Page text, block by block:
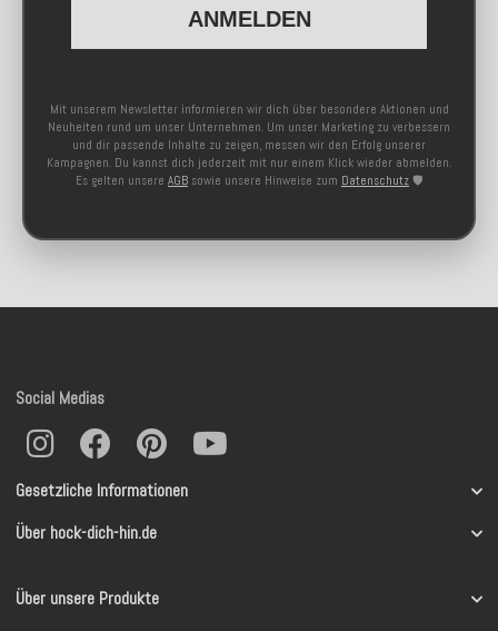
ANMELDEN
Mit unserem Newsletter informieren wir dich über besondere Aktionen und
Neuheiten rund um unser Unternehmen. Um unser Marketing zu verbessern
und dir passende Inhalte zu zeigen, messen wir den Erfolg unserer
Kampagnen. Du kannst dich jederzeit mit nur einem Klick wieder abmelden.
Es gelten unsere AGB sowie unsere Hinweise zum Datenschutz 🛡️
Gesetzliche Informationen
Über hock-dich-hin.de
Über unsere Produkte
Social Medias